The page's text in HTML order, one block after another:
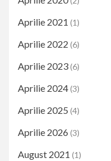
Aprilie 2021 (1)
Aprilie 2022 (6)
Aprilie 2023(6)
Aprilie 2024(3)
Aprilie 2025 (4)
Aprilie 2026 (3)
August 2021 (1)